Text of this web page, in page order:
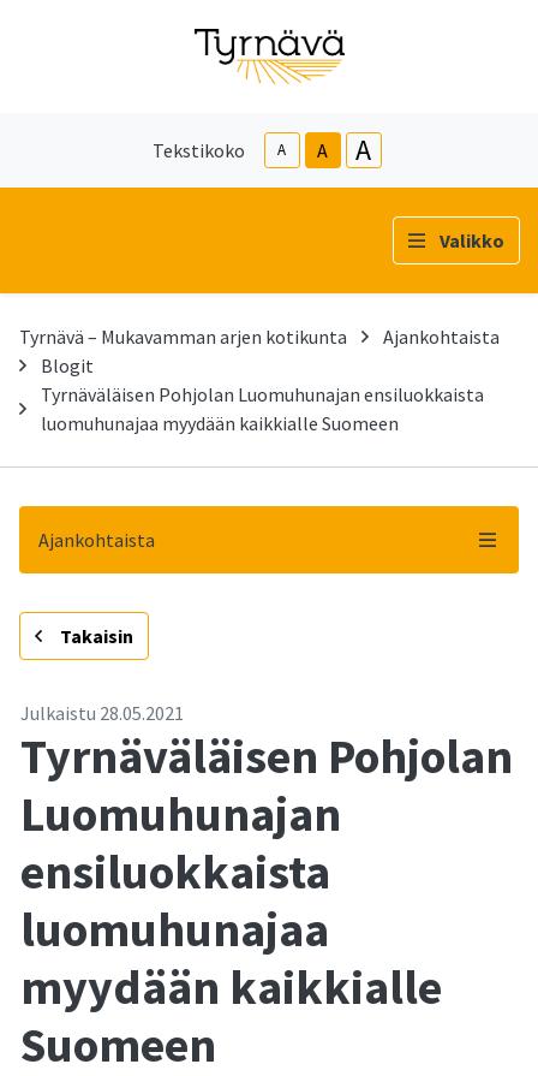
Tekstikoko A A A
Valikko
Tyrnävä – Mukavamman arjen kotikunta
Ajankohtaista
Blogit
Tyrnäväläisen Pohjolan Luomuhunajan ensiluokkaista
luomuhunajaa myydään kaikkialle Suomeen
Ajankohtaista
- Takaisin
Julkaistu 28.05.2021
Tyrnäväläisen Pohjolan
Luomuhunajan
ensiluokkaista
luomuhunajaa
myydään kaikkialle
Suomeen